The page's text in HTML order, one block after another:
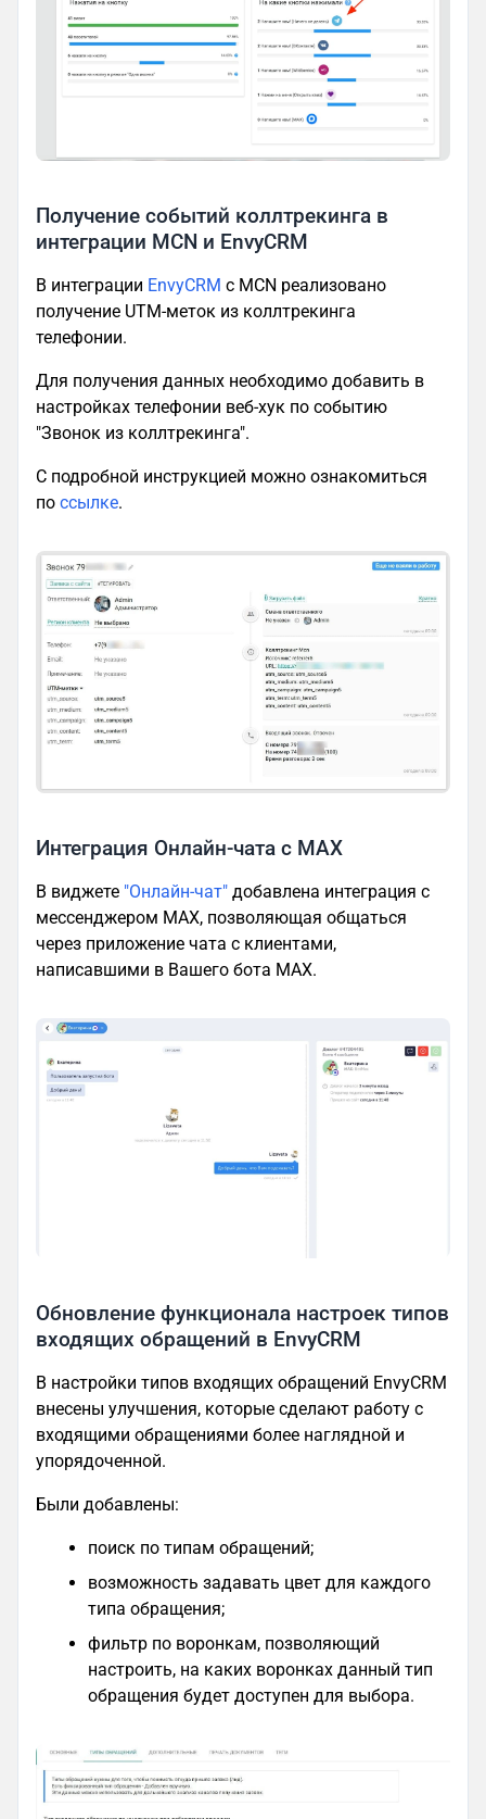
Получение событий коллтрекинга в
интеграции MCN и EnvyCRM
В интеграции EnvyCRM с MCN реализовано
получение UTM-меток из коллтрекинга
телефонии.
Для получения данных необходимо добавить в
настройках телефонии веб-хук по событию
"Звонок из коллтрекинга".
С подробной инструкцией можно ознакомиться
по ссылке.
Интеграция Онлайн-чата с MAX
В виджете "Онлайн-чат" добавлена интеграция с
мессенджером MAX, позволяющая общаться
через приложение чата с клиентами,
написавшими в Вашего бота MAX.
Обновление функционала настроек типов
входящих обращений в EnvyCRM
В настройки типов входящих обращений EnvyCRM
внесены улучшения, которые сделают работу с
входящими обращениями более наглядной и
упорядоченной.
Были добавлены:
поиск по типам обращений;
возможность задавать цвет для каждого
типа обращения;
фильтр по воронкам, позволяющий
настроить, на каких воронках данный тип
обращения будет доступен для выбора.